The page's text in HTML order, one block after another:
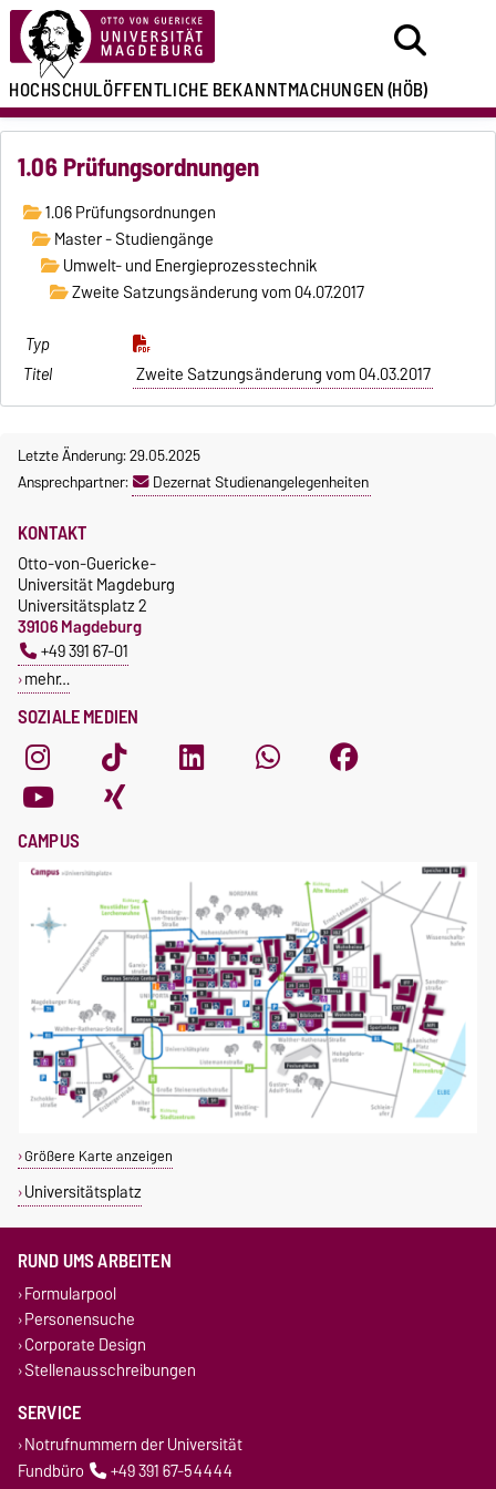
HOCHSCHULÖFFENTLICHEBEKANNTMACHUNGEN(HÖB)
1.06 Prüfungsordnungen
1.06 Prüfungsordnungen
Master - Studiengänge
Umwelt- und Energieprozesstechnik
Zweite Satzungsänderung vom 04.07.2017
Zweite Satzungsänderung vom 04.03.2017
Letzte Änderung: 29.05.2025
Ansprechpartner:
Dezernat Studienangelegenheiten
SOZIALE MEDIEN
KONTAKT
Otto-von-Guericke-
Universität Magdeburg
Universitätsplatz 2
39106 Magdeburg
+49 391 67-01
mehr…
CAMPUS
Größere Karte anzeigen
Universitätsplatz
RUND UMS ARBEITEN
Formularpool
Personensuche
Corporate Design
Stellenausschreibungen
SERVICE
Notrufnummern der Universität
Fundbüro
+49 391 67-54444